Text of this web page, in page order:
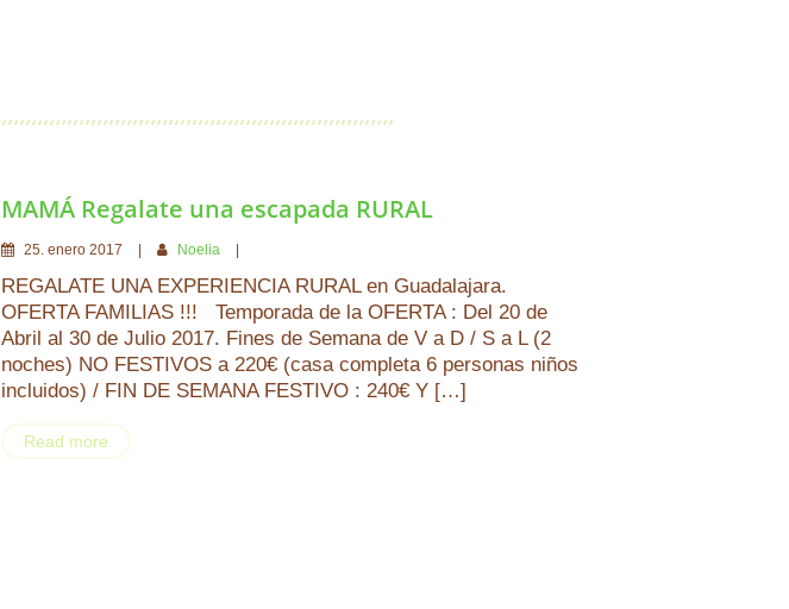
MAMÁ Regalate una escapada RURAL
25 enero 2017 Noelia
REGALATE UNA EXPERIENCIA RURAL en Guadalajara.
OFERTA FAMILIAS !!! Temporada de la OFERTA : Del 20 de
Abril al 30 de Julio 2017. Fines de Semana de V a D / S a L (2
noches) NO FESTIVOS a 220€ (casa completa 6 personas niños
incluidos) / FIN DE SEMANA FESTIVO : 240€ Y […]
Read more